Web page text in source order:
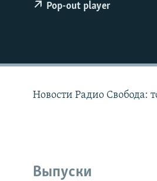
Pop-out player
Новости Радио Свобода:
Выпуски